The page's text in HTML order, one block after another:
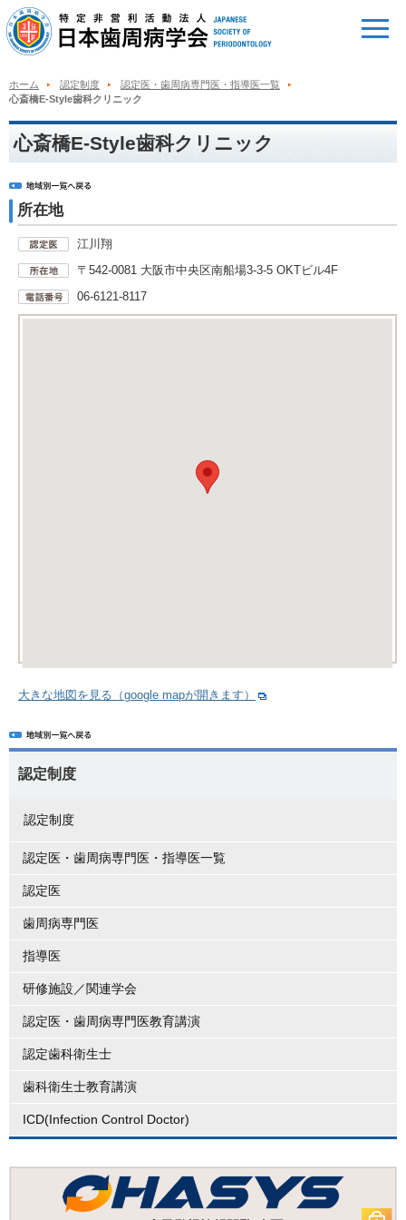
ホーム 認定制度
認定医・歯周病専門医・指導医一覧
心斎橋E-Style歯科クリニック
心斎橋E-Style歯科クリニック
所在地
江川翔
〒542-0081 大阪市中央区南船場3-3-5 OKTビル4F
06-6121-8117
大きな地図を見る（google mapが開きます）
認定制度
認定制度
認定医・歯周病専門医・指導医一覧
認定医
歯周病専門医
指導医
研修施設／関連学会
認定医・歯周病専門医教育講演
認定歯科衛生士
歯科衛生士教育講演
ICD(Infection Control Doctor)